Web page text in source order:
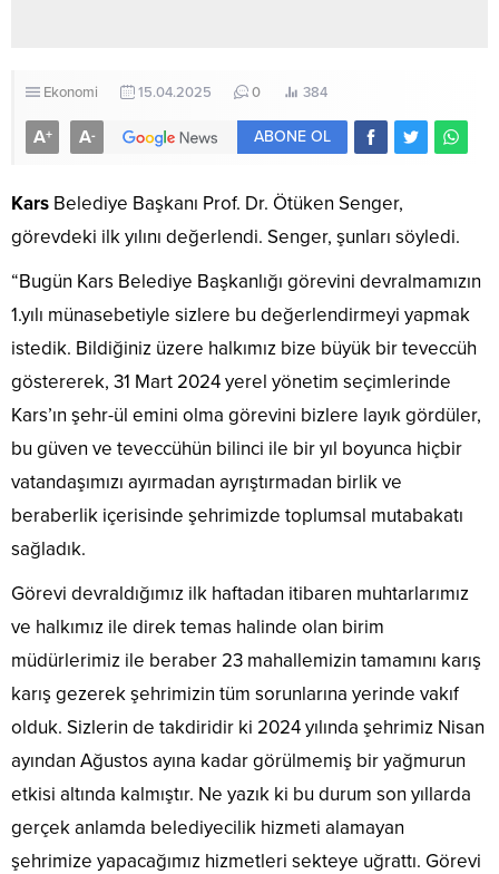
Ekonomi 15.04.2025 0 384
A+ A- ABONE OL
Kars Belediye Başkanı Prof. Dr. Ötüken Senger,
görevdeki ilk yılını değerlendi. Senger, şunları söyledi.
“Bugün Kars Belediye Başkanlığı görevini devralmamızın
1.yılı münasebetiyle sizlere bu değerlendirmeyi yapmak
istedik. Bildiğiniz üzere halkımız bize büyük bir teveccüh
göstererek, 31 Mart 2024 yerel yönetim seçimlerinde
Kars’ın şehr-ül emini olma görevini bizlere layık gördüler,
bu güven ve teveccühün bilinci ile bir yıl boyunca hiçbir
vatandaşımızı ayırmadan ayrıştırmadan birlik ve
beraberlik içerisinde şehrimizde toplumsal mutabakatı
sağladık.
Görevi devraldığımız ilk haftadan itibaren muhtarlarımız
ve halkımız ile direk temas halinde olan birim
müdürlerimiz ile beraber 23 mahallemizin tamamını karış
karış gezerek şehrimizin tüm sorunlarına yerinde vakıf
olduk. Sizlerin de takdiridir ki 2024 yılında şehrimiz Nisan
ayından Ağustos ayına kadar görülmemiş bir yağmurun
etkisi altında kalmıştır. Ne yazık ki bu durum son yıllarda
gerçek anlamda belediyecilik hizmeti alamayan
şehrimize yapacağımız hizmetleri sekteye uğrattı. Görevi